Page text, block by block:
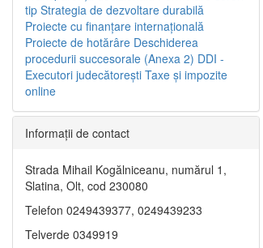
tip Strategia de dezvoltare durabilă
Proiecte cu finanţare internaţională
Proiecte de hotărâre Deschiderea
procedurii succesorale (Anexa 2) DDI -
Executori judecătorești Taxe şi impozite
online
Informaţii de contact
Strada Mihail Kogălniceanu, numărul 1,
Slatina, Olt, cod 230080
Telefon 0249439377, 0249439233
Telverde 0349919